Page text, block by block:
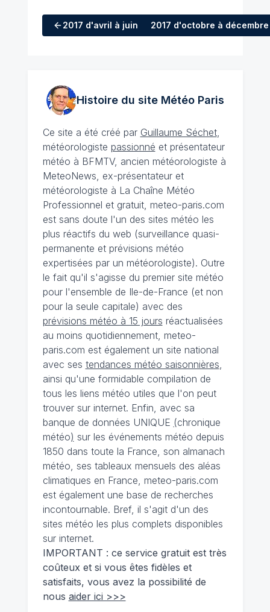
2017 d'avril à juin 2017 d'octobre à décembre
Histoire du site MétéoParis
Ce site a été créé par Guillaume Séchet,
météorologiste passionné et présentateur
météo à BFMTV, ancien météorologiste à
MeteoNews, ex-présentateur et
météorologiste à La Chaîne Météo
Professionnel et gratuit, meteo-paris.com
est sans doute l'un des sites météo les
plus réactifs du web (surveillance quasi-
permanente et prévisions météo
expertisées par un météorologiste). Outre
le fait qu'il s'agisse du premier site météo
pour l'ensemble de Ile-de-France (et non
pour la seule capitale) avec des
prévisions météo à 15 jours réactualisées
au moins quotidiennement, meteo-
paris.com est également un site national
avec ses tendances météo saisonnières
ainsi qu'une formidable compilation de
tous les liens météo utiles que l'on peut
trouver sur internet. Enfin, avec sa
banque de données UNIQUE (chronique
météo) sur les événements météo depuis
1850 dans toute la France, son almanach
météo, ses tableaux mensuels des aléas
climatiques en France, meteo-paris.com
est également une base de recherches
incontournable. Bref, il s'agit d'un des
sites météo les plus complets disponibles
sur internet.
IMPORTANT : ce service gratuit est très
coûteux et si vous êtes fidèles et
satisfaits, vous avez la possibilité de
nous aider ici >>>